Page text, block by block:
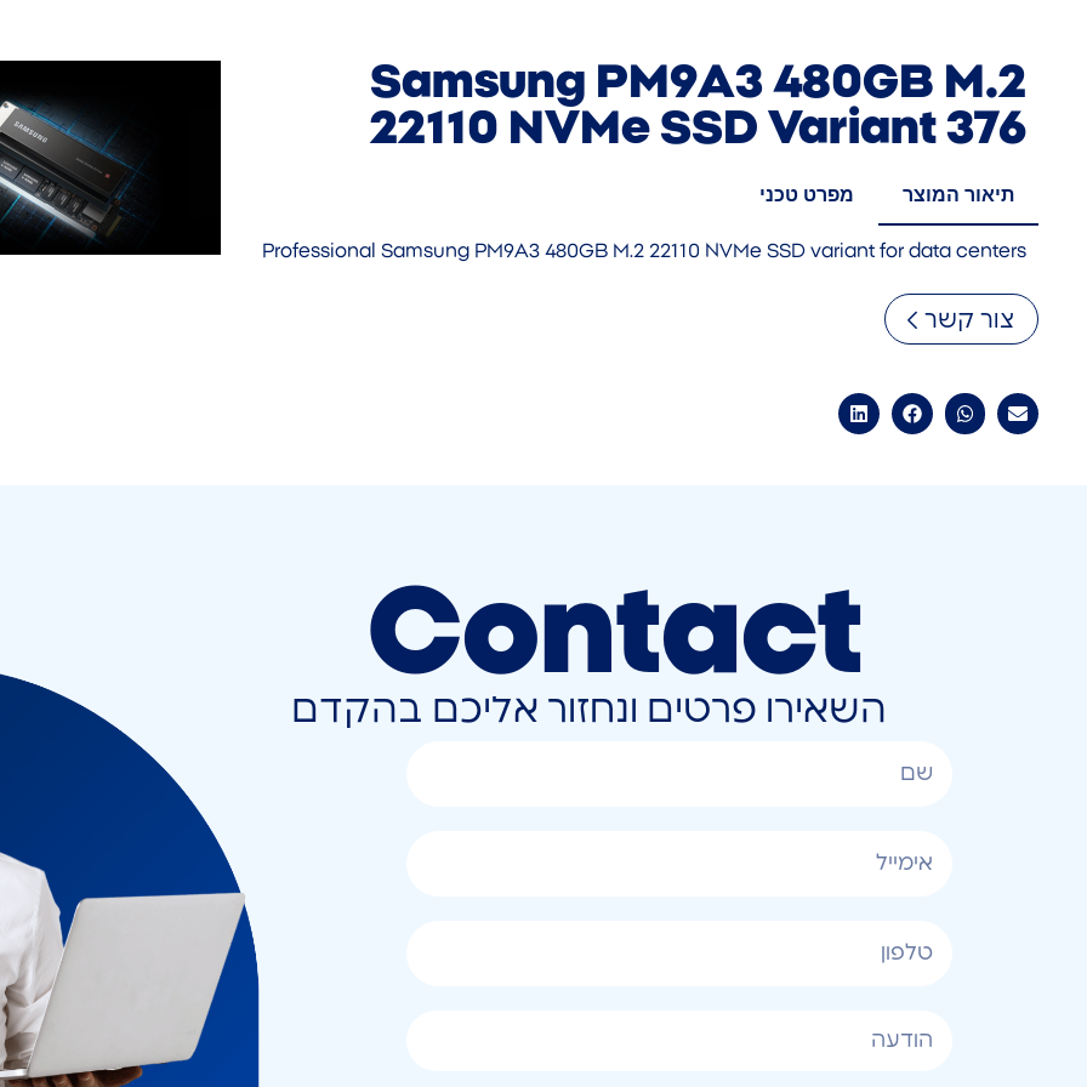
Samsung PM9A3 480GB M.2
22110 NVMe SSD Variant 376
תיאור המוצר מפרט טכני
Professional Samsung PM9A3 480GB M.2 22110 NVMe SSD variant for data centers
צור קשר
Contact
השאירו פרטים ונחזור אליכם בהקדם